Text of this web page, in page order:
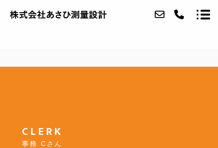
CLERK
事務 Cさん